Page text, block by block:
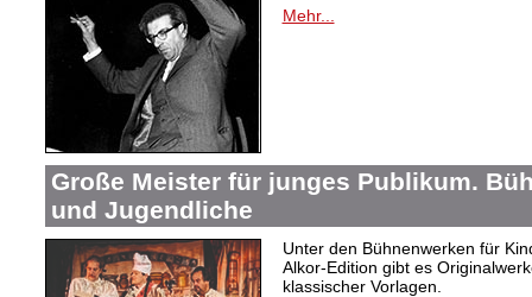
Mehr...
Große Meister für junges Publikum.
und Jugendliche
Unter den Bühnenwerken für
Alkor-Edition gibt es
klassischer Vorlagen.